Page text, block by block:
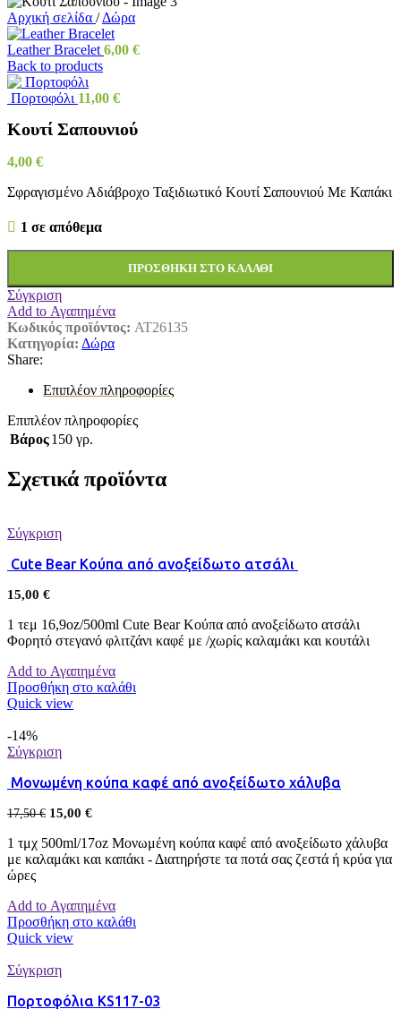
Αρχική σελίδα / Δώρα
Leather Bracelet 6,00 €
Back to products
Πορτοφόλι 11,00 €
Κουτί Σαπουνιού
4,00 €
Σφραγισμένο Αδιάβροχο Ταξιδιωτικό Κουτί Σαπουνιού Με Καπάκι
1 σε απόθεμα
ΠΡΟΣΘΉΚΗ ΣΤΟ ΚΑΛΆΘΙ
Σύγκριση
Add to Αγαπημένα
Κωδικός προϊόντος: AT26135
Κατηγορία: Δώρα
Share:
Επιπλέον πληροφορίες
Επιπλέον πληροφορίες
Βάρος150 γρ.
Σχετικά προϊόντα
Σύγκριση
Cute Bear Κούπα από ανοξείδωτο ατσάλι
15,00 €
1 τεμ 16,9oz/500ml Cute Bear Κούπα από ανοξείδωτο ατσάλι
Φορητό στεγανό φλιτζάνι καφέ με /χωρίς καλαμάκι και κουτάλι
Add to Αγαπημένα
Προσθήκη στο καλάθι
Quick view
-14%
Σύγκριση
Μονωμένη κούπα καφέ από ανοξείδωτο χάλυβα
17,50€ 15,00 €
1 τμχ 500ml/17oz Μονωμένη κούπα καφέ από ανοξείδωτο χάλυβα
με καλαμάκι και καπάκι - Διατηρήστε τα ποτά σας ζεστά ή κρύα για
ώρες
Add to Αγαπημένα
Προσθήκη στο καλάθι
Quick view
Σύγκριση
Πορτοφόλια KS117-03